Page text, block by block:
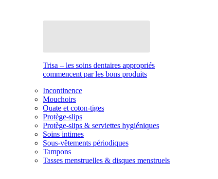
Trisa – les soins dentaires appropriés
commencent par les bons produits
Incontinence
Mouchoirs
Ouate et coton-tiges
Protège-slips
Protège-slips & serviettes hygiéniques
Soins intimes
Sous-vêtements périodiques
Tampons
Tasses menstruelles & disques menstruels